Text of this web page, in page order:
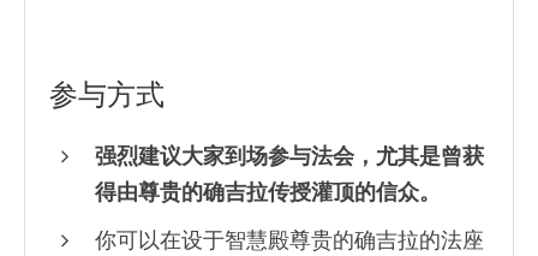
参与方式
强烈建议大家到场参与法会，尤其是曾获
得由尊贵的确吉拉传授灌顶的信众。
你可以在设于智慧殿尊贵的确吉拉的法座